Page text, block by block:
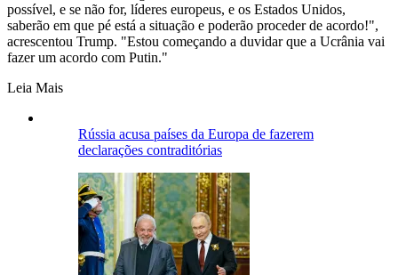
possível, e se não for, líderes europeus, e os Estados Unidos,
saberão em que pé está a situação e poderão proceder de acordo!",
acrescentou Trump. "Estou começando a duvidar que a Ucrânia vai
fazer um acordo com Putin."
Leia Mais
Rússia acusa países da Europa de fazerem
declarações contraditórias